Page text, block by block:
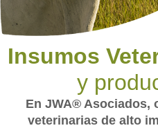
Insumos
y
En JWA® Asociados,
veterinarias de alto